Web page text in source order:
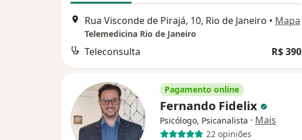
Rua Visconde de Pirajá, 10, Rio de Janeiro • Mapa
Telemedicina Rio de Janeiro
Teleconsulta R$ 390
Pagamento online
Fernando Fidelix
Psicólogo, Psicanalista · Mais
22 opiniões